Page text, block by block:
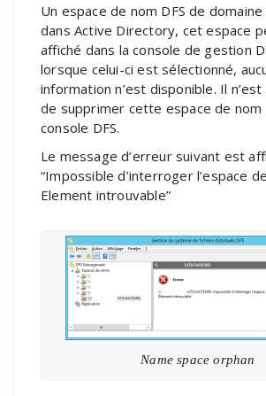
Un espace de nom DFS de
dans Active Directory, cet espace
affiché dans la console de gestion
lorsque celui-ci est sélectionné,
information n’est disponible. Il
de supprimer cette espace de nom
console DFS.
Le message d’erreur suivant est
“Impossible d’interroger l’espace
Element introuvable”
Name space orphan